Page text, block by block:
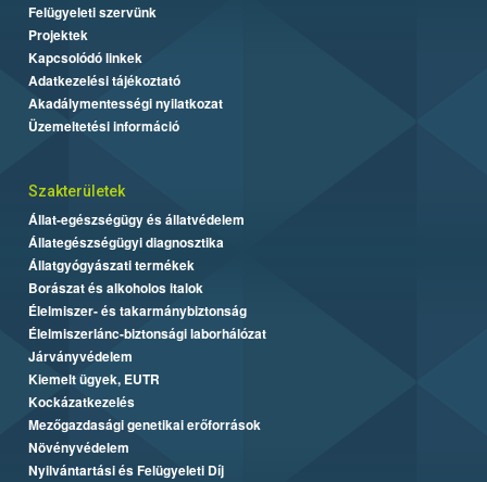
Felügyeleti szervünk
Projektek
Kapcsolódó linkek
Adatkezelési tájékoztató
Akadálymentességi nyilatkozat
Üzemeltetési információ
Szakterületek
Állat-egészségügy és állatvédelem
Állategészségügyi diagnosztika
Állatgyógyászati termékek
Borászat és alkoholos italok
Élelmiszer- és takarmánybiztonság
Élelmiszerlánc-biztonsági laborhálózat
Járványvédelem
Kiemelt ügyek, EUTR
Kockázatkezelés
Mezőgazdasági genetikai erőforrások
Növényvédelem
Nyilvántartási és Felügyeleti Díj